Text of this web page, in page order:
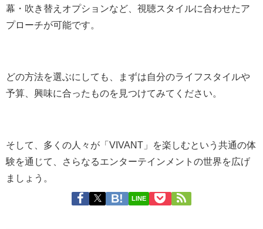
幕・吹き替えオプションなど、視聴スタイルに合わせたア
プローチが可能です。
どの方法を選ぶにしても、まずは自分のライフスタイルや
予算、興味に合ったものを見つけてみてください。
そして、多くの人々が「VIVANT」を楽しむという共通の体
験を通じて、さらなるエンターテインメントの世界を広げ
ましょう。
LINE